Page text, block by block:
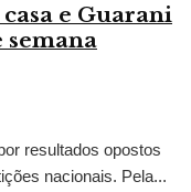
e Guarani
semana
resultados opostos
nacionais. Pela...